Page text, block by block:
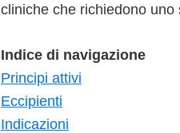
cliniche che richiedono uno
Indice di navigazione
Principi attivi
Eccipienti
Indicazioni